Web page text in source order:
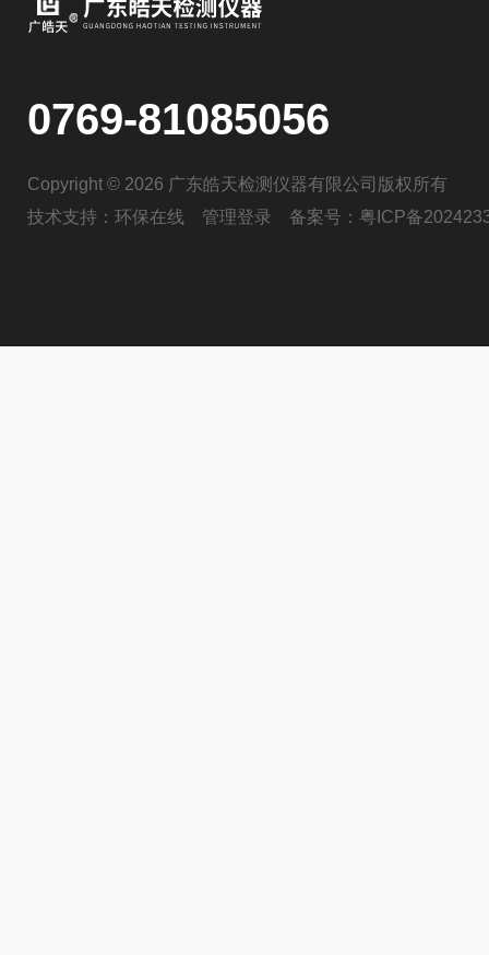
0769-81085056
Copyright © 2026 广东皓天检测仪器有限公司版权所有
技术支持： 环保在线 管理登录 备案号： 粤ICP备